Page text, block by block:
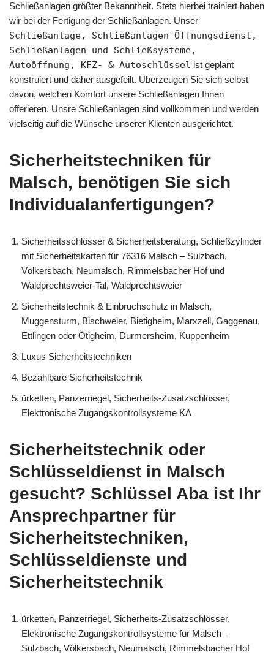
Schließanlagen größter Bekanntheit. Stets hierbei trainiert haben
wir bei der Fertigung der Schließanlagen. Unser
Schließanlage, Schließanlagen Öffnungsdienst,
Schließanlagen und Schließsysteme,
Autoöffnung, KFZ- & Autoschlüssel ist geplant
konstruiert und daher ausgefeilt. Überzeugen Sie sich selbst
davon, welchen Komfort unsere Schließanlagen Ihnen
offerieren. Unsre Schließanlagen sind vollkommen und werden
vielseitig auf die Wünsche unserer Klienten ausgerichtet.
Sicherheitstechniken für
Malsch, benötigen Sie sich
Individualanfertigungen?
Sicherheitsschlösser & Sicherheitsberatung, Schließzylinder
mit Sicherheitskarten für 76316 Malsch – Sulzbach,
Völkersbach, Neumalsch, Rimmelsbacher Hof und
Waldprechtsweier-Tal, Waldprechtsweier
Sicherheitstechnik & Einbruchschutz in Malsch,
Muggensturm, Bischweier, Bietigheim, Marxzell, Gaggenau,
Ettlingen oder Ötigheim, Durmersheim, Kuppenheim
Luxus Sicherheitstechniken
Bezahlbare Sicherheitstechnik
ürketten, Panzerriegel, Sicherheits-Zusatzschlösser,
Elektronische Zugangskontrollsysteme KA
Sicherheitstechnik oder
Schlüsseldienst in Malsch
gesucht? Schlüssel Aba ist Ihr
Ansprechpartner für
Sicherheitstechniken,
Schlüsseldienste und
Sicherheitstechnik
ürketten, Panzerriegel, Sicherheits-Zusatzschlösser,
Elektronische Zugangskontrollsysteme für Malsch –
Sulzbach, Völkersbach, Neumalsch, Rimmelsbacher Hof